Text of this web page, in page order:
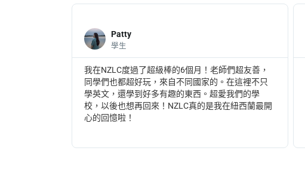
Patty
學生
我在NZLC度過了超級棒的6個月！老師們超友善，
同學們也都超好玩，來自不同國家的。在這裡不只
學英文，還學到好多有趣的東西。超愛我們的學
校，以後也想再回來！NZLC真的是我在紐西蘭最開
心的回憶啦！